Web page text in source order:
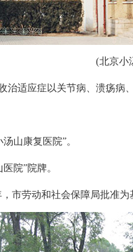
(北京小
适应症以关节病、溃疡病
山康复医院”。
院”院牌。
劳动和社会保障局批准为